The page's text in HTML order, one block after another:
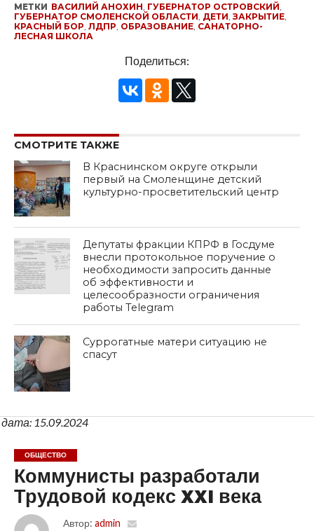
МЕТКИ ВАСИЛИЙ АНОХИН ГУБЕРНАТОР ОСТРОВСКИЙ
ГУБЕРНАТОР СМОЛЕНСКОЙ ОБЛАСТИ ДЕТИ ЗАКРЫТИЕ,
КРАСНЫЙ БОР ЛДПР ОБРАЗОВАНИЕ, САНАТОРНО-
ЛЕСНАЯ ШКОЛА
Поделиться:
СМОТРИТЕ ТАКЖЕ
В Краснинском округе открыли
первый на Смоленщине детский
культурно-просветительский центр
Депутаты фракции КПРФ в Госдуме
внесли протокольное поручение о
необходимости запросить данные
об эффективности и
целесообразности ограничения
работы Telegram
Суррогатные матери ситуацию не
спасут
дата: 15.09.2024
ОБЩЕСТВО
Коммунисты разработали
Трудовой кодекс XXI века
Автор: admin